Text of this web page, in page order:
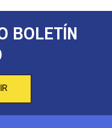
BOLETÍN